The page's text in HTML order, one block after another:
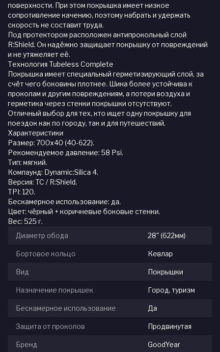
поверхности. При этом покрышка имеет низкое
сопротивление качению, поэтому набрать и удержать
скорость не составит труда.
Под протектором расположен антипрокольный слой
R:Shield. Он надёжно защищает покрышку от повреждений
и не утяжеляет её.
Технология Tubeless Complete
Покрышка имеет специальный герметизирующий слой, за
счёт чего боковины плотнее. Шина более устойчива к
проколам и другим повреждениям, а потери воздуха и
герметика через стенки покрышки отсутствуют.
Отличный выбор для тех, кто ищет одну покрышку для
поездок как по городу, так и для путешествий.
Характеристики
Размер: 700x40 (40-622).
Рекомендуемое давление: 58 Psi.
Тип: мягкий.
Компаунд: Dynamic:Silica 4.
Версия: TC / R:Shield.
ТPI: 120.
Бескамерное использование: да.
Цвет: чёрный + коричневые боковые стенки.
Вес: 525 г.
Диаметр обода
28" (622мм)
Бортовое кольцо Кевлар
Вид Покрышки
Назначение покрышек Город, туризм
Бескамерное использование Да
Защита от проколов Продвинутая
Бренд GoodYear